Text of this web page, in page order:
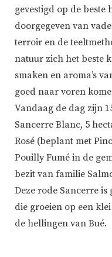
gevestigd op de beste
doorgegeven van
terroir en de
natuur zich het beste
smaken en aroma’s
goed naar voren
Vandaag de dag zijn
Sancerre Blanc, 5
Rosé (beplant met
Pouilly Fumé in de
bezit van familie
Deze rode Sancerre
die groeien op een
de hellingen van Bué.